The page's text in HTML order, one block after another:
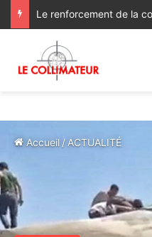
Accueil / ACTUALITÉ